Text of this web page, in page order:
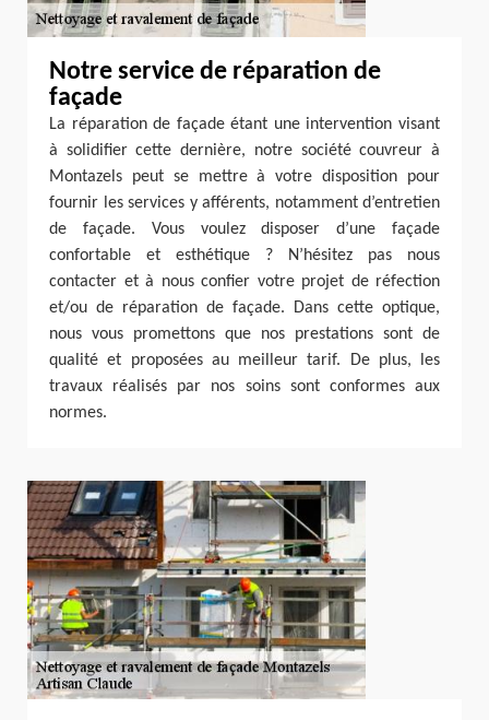
Notre service de réparation de
façade
La réparation de façade étant une intervention visant
à solidifier cette dernière, notre société couvreur à
Montazels peut se mettre à votre disposition pour
fournir les services y afférents, notamment d’entretien
de façade. Vous voulez disposer d’une façade
confortable et esthétique ? N’hésitez pas nous
contacter et à nous confier votre projet de réfection
et/ou de réparation de façade. Dans cette optique,
nous vous promettons que nos prestations sont de
qualité et proposées au meilleur tarif. De plus, les
travaux réalisés par nos soins sont conformes aux
normes.